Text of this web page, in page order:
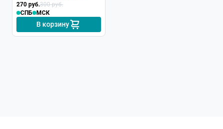
270 руб.300 руб.
СПБ
МСК
В корзину